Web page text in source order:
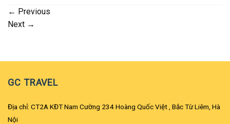
← Previous
Next →
GC TRAVEL
Địa chỉ: CT2A KĐT Nam Cường 234 Hoàng Quốc Việt , Bắc Từ Liêm, Hà
Nội